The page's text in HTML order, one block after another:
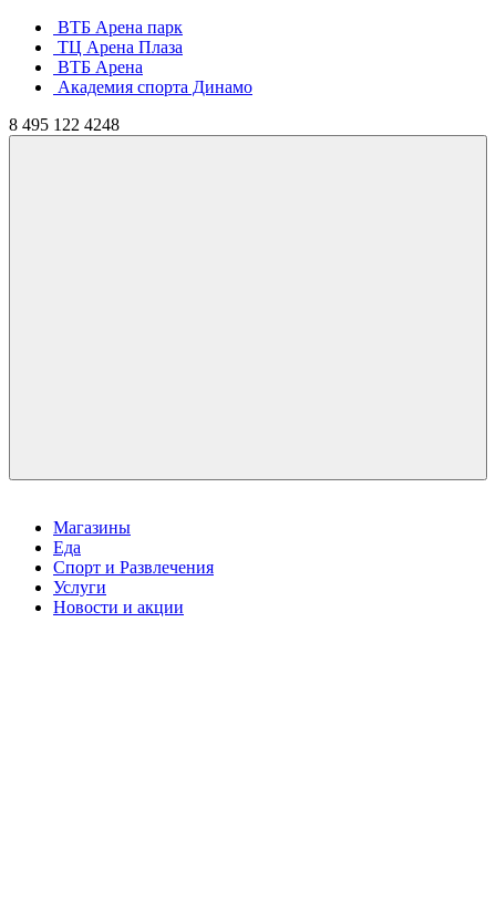
ВТБ Арена парк
ТЦ Арена Плаза
ВТБ Арена
Академия спорта Динамо
8 495 122 4248
Магазины
Еда
Спорт и Развлечения
Услуги
Новости и акции